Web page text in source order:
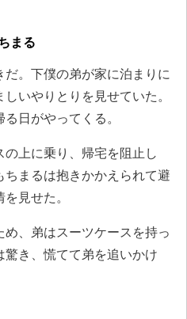
まる
だ。下僕の弟が家に泊まりに
いやりとりを見せていた。
日がやってくる。
の上に乗り、帰宅を阻止し
まるは抱きかかえられて避
見せた。
、弟はスーツケースを持っ
き、慌てて弟を追いかけ